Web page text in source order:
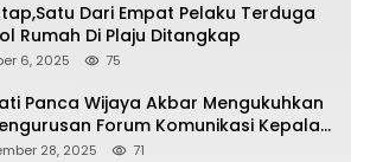
Dari Empat Pelaku Terduga
Rumah Di Plaju Ditangkap
6, 2025 75
Panca Wijaya Akbar Mengukuhkan
Forum Komunikasi Kepala
Kabupaten Ogan Ilir Periode 2025-
28, 2025 71